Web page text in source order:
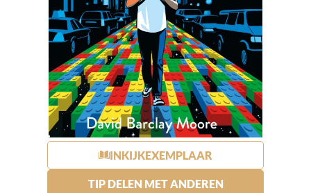
INKIJKEXEMPLAAR
TIP DELEN MET ANDEREN